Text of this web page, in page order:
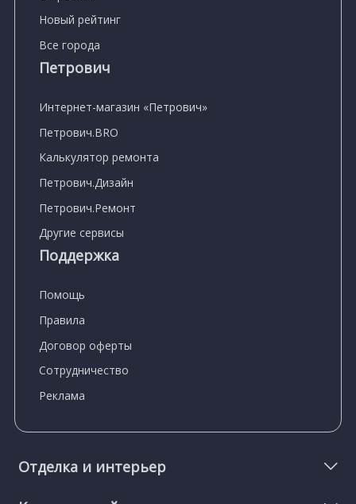
Новый рейтинг
Все города
Петрович
Интернет-магазин «Петрович»
Петрович.BRO
Калькулятор ремонта
Петрович.Дизайн
Петрович.Ремонт
Другие сервисы
Поддержка
Помощь
Правила
Договор оферты
Сотрудничество
Реклама
Отделка и интерьер